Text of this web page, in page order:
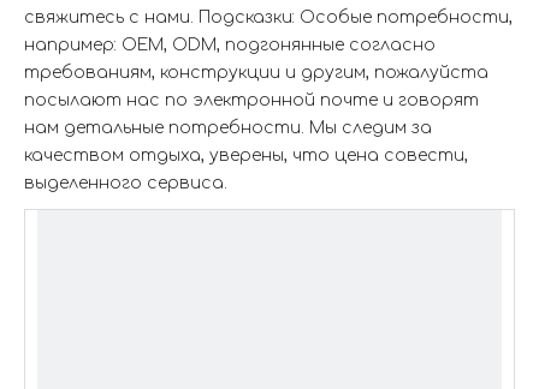
свяжитесь с нами. Подсказки: Особые потребности,
например: OEM, ODM, подгонянные согласно
требованиям, конструкции и другим, пожалуйста
посылают нас по электронной почте и говорят
нам детальные потребности. Мы следим за
качеством отдыха, уверены, что цена совести,
выделенного сервиса.